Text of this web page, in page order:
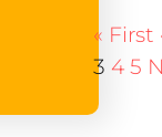
« First
3 4 5